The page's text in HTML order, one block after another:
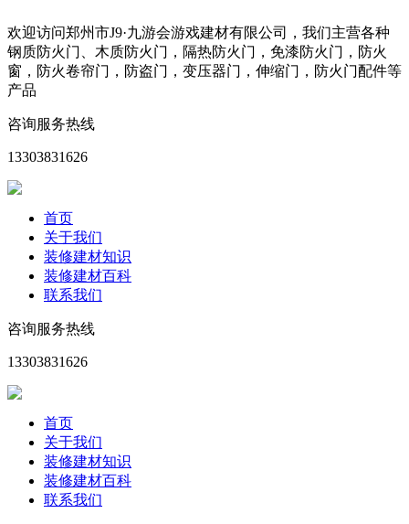
欢迎访问郑州市J9·九游会游戏建材有限公司，我们主营各种
钢质防火门、木质防火门，隔热防火门，免漆防火门，防火
窗，防火卷帘门，防盗门，变压器门，伸缩门，防火门配件等
产品
咨询服务热线
13303831626
首页
关于我们
装修建材知识
装修建材百科
联系我们
咨询服务热线
13303831626
首页
关于我们
装修建材知识
装修建材百科
联系我们